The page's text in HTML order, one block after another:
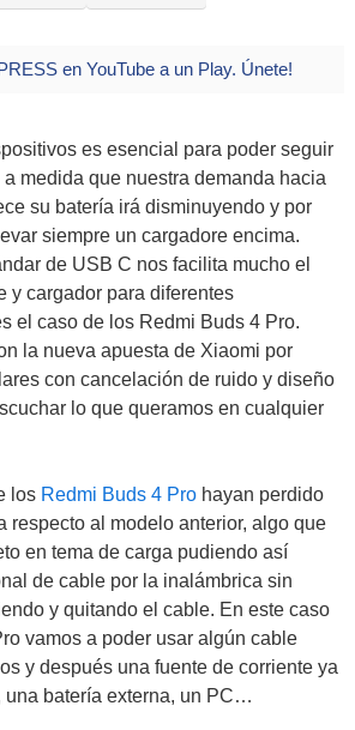
en YouTube a un Play. Únete!
es esencial para poder seguir
medida que nuestra demanda hacia
su batería irá disminuyendo y por
siempre un cargadore encima.
de USB C nos facilita mucho el
y cargador para diferentes
el caso de los Redmi Buds 4 Pro.
la nueva apuesta de Xiaomi por
con cancelación de ruido y diseño
lo que queramos en cualquier
los Redmi Buds 4 Pro hayan perdido
respecto al modelo anterior, algo que
en tema de carga pudiendo así
de cable por la inalámbrica sin
y quitando el cable. En este caso
vamos a poder usar algún cable
y después una fuente de corriente ya
una batería externa, un PC…